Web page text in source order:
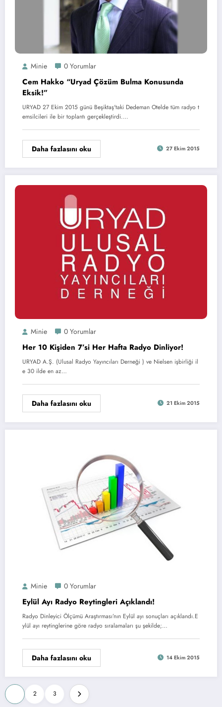
Minie 0 Yorumlar
Cem Hakko “Uryad Çözüm Bulma Konusunda
Eksik!”
URYAD 27 Ekim 2015 günü Beşiktaş'taki Dedeman Otelde tüm radyo t
emsilcileri ile bir toplantı gerçekleştirdi.…
Daha fazlasını oku 27 Ekim 2015
Minie 0 Yorumlar
Her 10 Kişiden 7’si Her Hafta Radyo Dinliyor!
URYAD A.Ş. (Ulusal Radyo Yayıncıları Derneği ) ve Nielsen işbirliği il
e 30 ilde en az…
Daha fazlasını oku 21 Ekim 2015
Minie 0 Yorumlar
Eylül Ayı Radyo Reytingleri Açıklandı!
Radyo Dinleyici Ölçümü Araştırması’nın Eylül ayı sonuçları açıklandı.E
ylül ayı reytinglerine göre radyo sıralamaları şu şekilde;…
Daha fazlasını oku 14 Ekim 2015
Yazı
2 3